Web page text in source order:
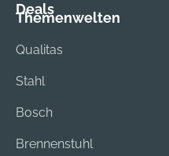
Deals
Themenwelten
Qualitas
Stahl
Bosch
Brennenstuhl